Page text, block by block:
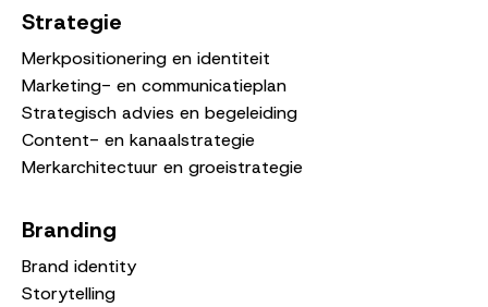
Strategie
Merkpositionering en identiteit
Marketing- en communicatieplan
Strategisch advies en begeleiding
Content- en kanaalstrategie
Merkarchitectuur en groeistrategie
Branding
Brand identity
Storytelling